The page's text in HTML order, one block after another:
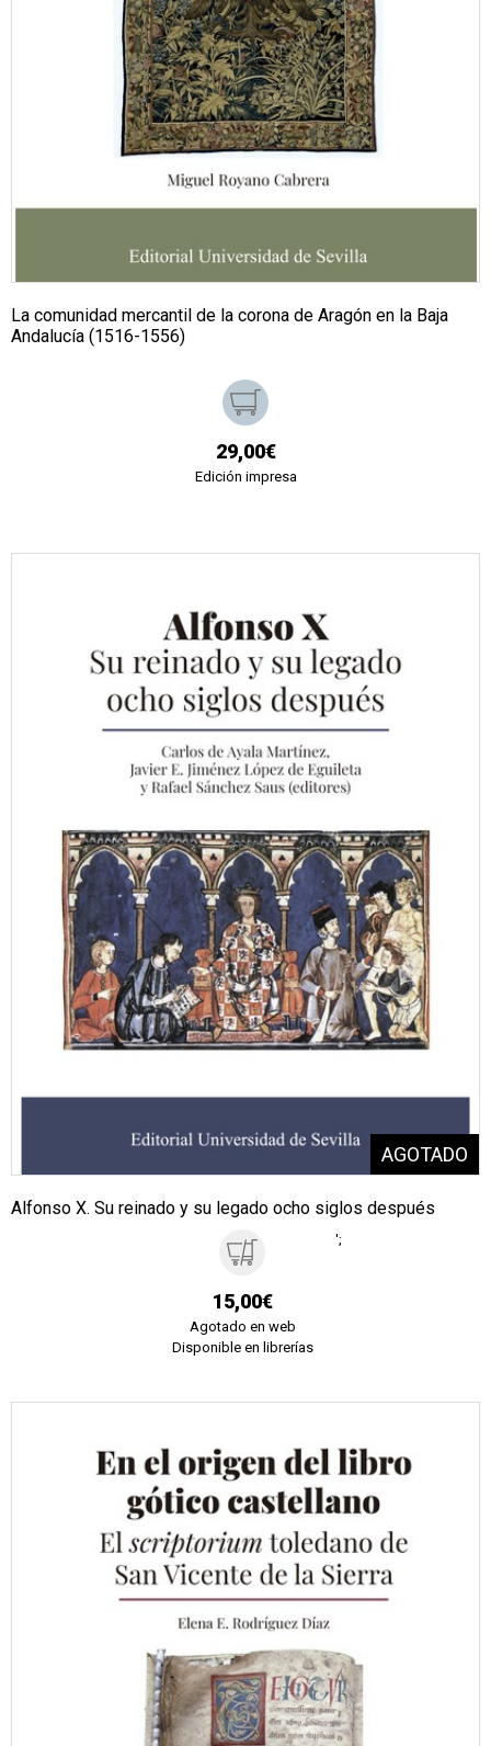
La comunidad mercantil de la corona de Aragón en la Baja
Andalucía (1516-1556)
29,00€
Edición impresa
Alfonso X. Su reinado y su legado ocho siglos después
15,00€
Agotado en web
Disponible en librerías
';